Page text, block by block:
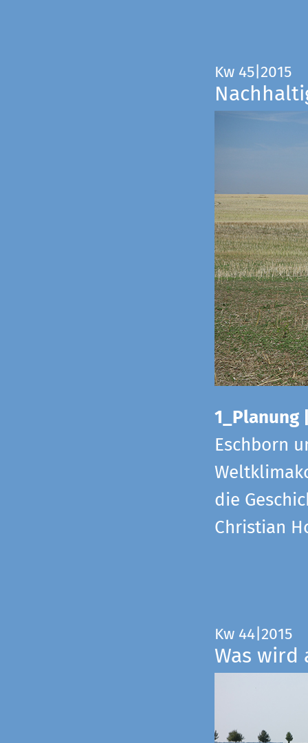
Kw 45|2015
1_Planung
Eschborn
die
Christian
Kw 44|2015
Was wird